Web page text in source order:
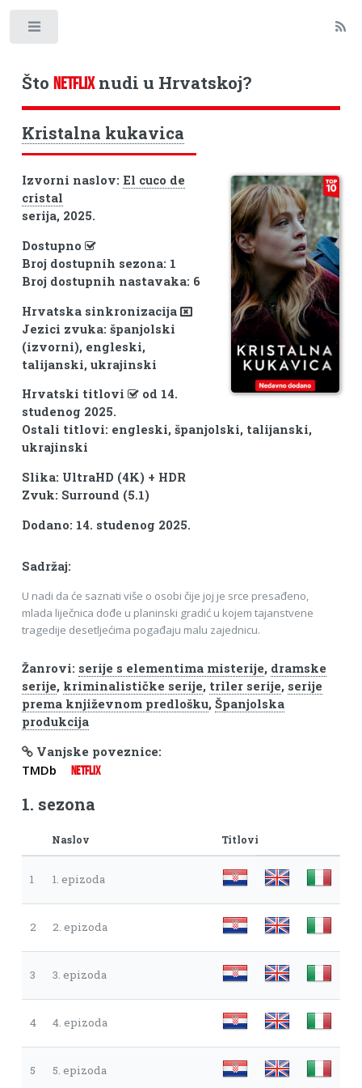
Što NETFLIXnudi u Hrvatskoj?
Kristalna kukavica
Izvorni naslov: El cuco de
cristal
serija, 2025.
Dostupno
Broj dostupnih sezona: 1
Broj dostupnih nastavaka: 6
Hrvatska sinkronizacija
Jezici zvuka: španjolski
(izvorni), engleski,
talijanski, ukrajinski
Hrvatski titlovi
od 14.
studenog 2025.
Ostali titlovi: engleski, španjolski, talijanski,
ukrajinski
Slika: UltraHD (4K) + HDR
Zvuk: Surround (5.1)
Dodano: 14. studenog 2025.
Sadržaj:
U nadi da će saznati više o osobi čije joj je srce presađeno,
mlada liječnica dođe u planinski gradić u kojem tajanstvene
tragedije desetljećima pogađaju malu zajednicu.
Žanrovi: serije s elementima misterije, dramske
serije, kriminalističke serije, triler serije, serije
prema književnom predlošku, Španjolska
produkcija
Vanjske poveznice:
TMDb NETFLIX
1. sezona
Naslov Titlovi
1 1. epizoda
2 2. epizoda
3 3. epizoda
4 4. epizoda
5 5. epizoda